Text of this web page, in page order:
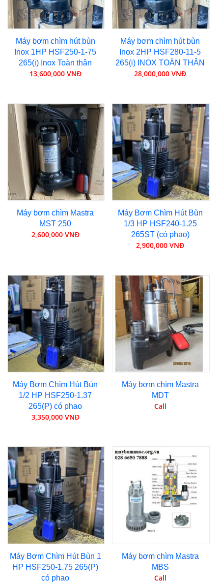
Máy bơm chìm hút bùn
Inox 1HP HSF250-1-75
265(i) Inox Toàn thân
13,600,000 VNĐ
Máy bơm chìm hút bùn
Inox 2HP HSF280-11-5
265(i) INOX TOÀN THÂN
28,000,000 VNĐ
Máy bơm chìm Mastra
MST 250
2,600,000 VNĐ
Máy Bơm Chìm Hút Bùn
1/3 HP HSF240-1.25
265ST (có phao)
2,900,000 VNĐ
Máy Bơm Chìm Hút Bùn
1/2 HP HSF250-1.37
265(P) có phao
3,350,000 VNĐ
Máy bơm chìm Mastra
MDT
Call
Máy Bơm Chìm Hút Bùn 1
HP HSF250-1.75 265(P)
có phao
Máy bơm chìm Mastra
MBS
Call